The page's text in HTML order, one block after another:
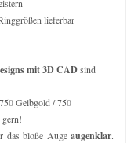
lieferbar
mit 3D CADsind
Gelbgold / 750
das bloße Augeaugenklar.